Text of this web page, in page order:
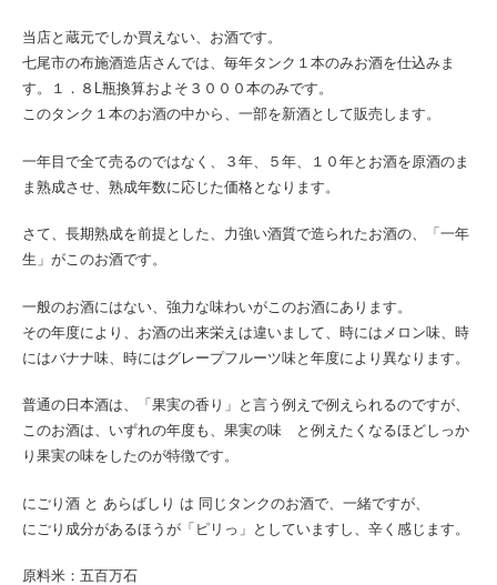
当店と蔵元でしか買えない、お酒です。
七尾市の布施酒造店さんでは、毎年タンク１本のみお酒を仕込みま
す。１．８L瓶換算およそ３０００本のみです。
このタンク１本のお酒の中から、一部を新酒として販売します。
一年目で全て売るのではなく、３年、５年、１０年とお酒を原酒のま
ま熟成させ、熟成年数に応じた価格となります。
さて、長期熟成を前提とした、力強い酒質で造られたお酒の、「一年
生」がこのお酒です。
一般のお酒にはない、強力な味わいがこのお酒にあります。
その年度により、お酒の出来栄えは違いまして、時にはメロン味、時
にはバナナ味、時にはグレープフルーツ味と年度により異なります。
普通の日本酒は、「果実の香り」と言う例えで例えられるのですが、
このお酒は、いずれの年度も、果実の味 と例えたくなるほどしっか
り果実の味をしたのが特徴です。
にごり酒 と あらばしり は 同じタンクのお酒で、一緒ですが、
にごり成分があるほうが「ピリっ」としていますし、辛く感じます。
原料米：五百万石